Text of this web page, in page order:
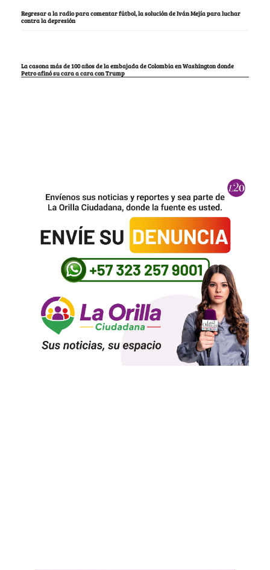
Regresar a la radio para comentar fútbol, la solución de Iván Mejía para luchar
contra la depresión
La casona más de 100 años de la embajada de Colombia en Washington donde
Petro afinó su cara a cara con Trump